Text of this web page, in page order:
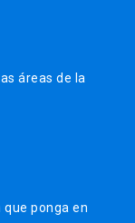
áreas de la
ponga en